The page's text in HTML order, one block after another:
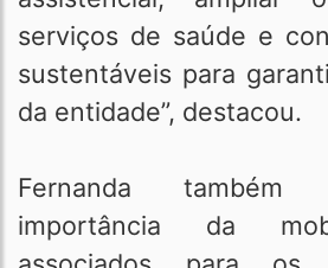
serviços de saúde e
sustentáveis para
da entidade”, destacou.
Fernanda
importância da